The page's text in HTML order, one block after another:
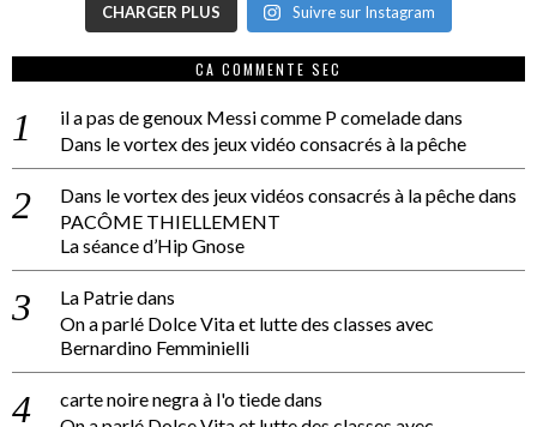
CHARGER PLUS Suivre sur Instagram
CA COMMENTE SEC
il a pas de genoux Messi comme P comeladedans
Dans le vortex des jeux vidéo consacrés à la pêche
Dans le vortex des jeux vidéos consacrés à la pêchedans
PACÔME THIELLEMENT
La séance d’Hip Gnose
La Patriedans
On a parlé Dolce Vita et lutte des classes avec
Bernardino Femminielli
carte noire negra à l'o tiededans